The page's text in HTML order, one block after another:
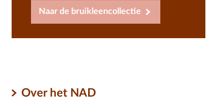
Naar de bruikleencollectie
Over het NAD